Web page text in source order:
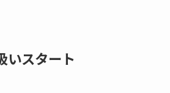
いスタート